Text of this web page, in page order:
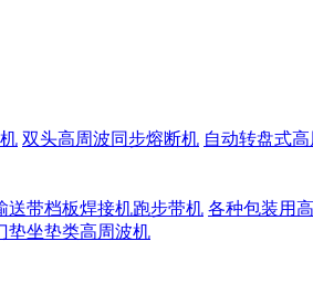
双头高周波同步熔断机 自动转盘式
送带档板焊接机跑步带机 各种包装用
垫坐垫类高周波机